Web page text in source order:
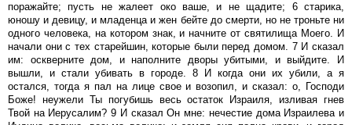
поражайте; пусть не жалеет око ваше, и не щадите; 6 старика,
юношу и девицу, и младенца и жен бейте до смерти, но не троньте ни
одного человека, на котором знак, и начните от святилища Моего. И
начали они с тех старейшин, которые были перед домом. 7 И сказал
им: оскверните дом, и наполните дворы убитыми, и выйдите. И
вышли, и стали убивать в городе. 8 И когда они их убили, а я
остался, тогда я пал на лице свое и возопил, и сказал: о, Господи
Боже! неужели Ты погубишь весь остаток Израиля, изливая гнев
Твой на Иерусалим? 9 И сказал Он мне: нечестие дома Израилева и